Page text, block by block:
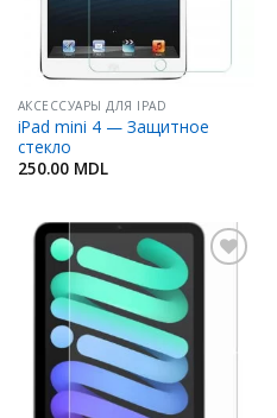
АКСЕССУАРЫ ДЛЯ IPAD
iPad mini 4 — Защитное
стекло
250.00 MDL
Добавить
Избранное